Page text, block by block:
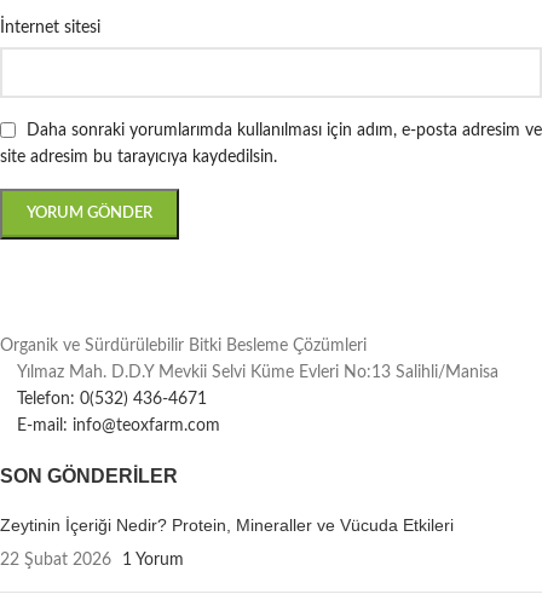
İnternet sitesi
Daha sonraki yorumlarımda kullanılması için adım, e-posta adresim ve
site adresim bu tarayıcıya kaydedilsin.
Organik ve Sürdürülebilir Bitki Besleme Çözümleri
Yılmaz Mah. D.D.Y Mevkii Selvi Küme Evleri No:13 Salihli/Manisa
Telefon: 0(532) 436-4671
E-mail: info@teoxfarm.com
SON GÖNDERILER
Zeytinin İçeriği Nedir? Protein, Mineraller ve Vücuda Etkileri
22 Şubat 2026 1 Yorum